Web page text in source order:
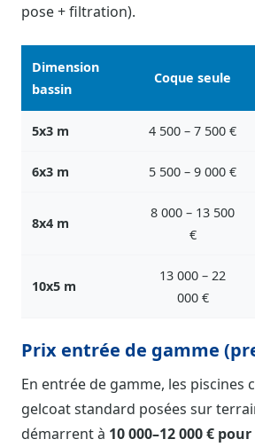
pose + filtration).
Dimension
bassin
Coque seule
5x3 m 4 500 – 7 500 €
6x3 m 5 500 – 9 000 €
8x4 m
8 000 – 13 500
€
10x5 m
13 000 – 22
000 €
Prix entrée de gamme
En entrée de gamme, les piscines
gelcoat standard posées sur
démarrent à 10 000–12 000 €